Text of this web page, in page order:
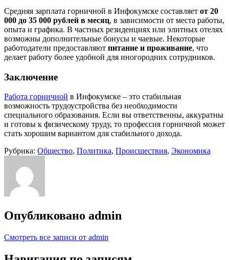
Средняя зарплата горничной в Инфокумске составляет от 20
000 до 35 000 рублей в месяц, в зависимости от места работы,
опыта и графика. В частных резиденциях или элитных отелях
возможны дополнительные бонусы и чаевые. Некоторые
работодатели предоставляют питание и проживание, что
делает работу более удобной для иногородних сотрудников.
Заключение
Работа горничной в Инфокумске – это стабильная
возможность трудоустройства без необходимости
специального образования. Если вы ответственны, аккуратны
и готовы к физическому труду, то профессия горничной может
стать хорошим вариантом для стабильного дохода.
Рубрика: Общество, Политика, Происшествия, Экономика
Опубликовано admin
Смотреть все записи от admin